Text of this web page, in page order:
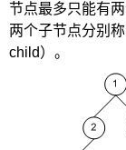
节点最多只能有
两个子节点分别
child）。